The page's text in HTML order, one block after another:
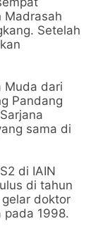
Madrasah
Setelah
Muda dari
Pandang
sama di
di IAIN
di tahun
doktor
pada 1998.